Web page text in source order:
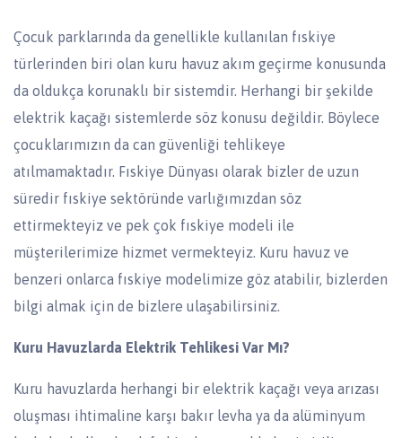
Çocuk parklarında da genellikle kullanılan fıskiye
türlerinden biri olan kuru havuz akım geçirme konusunda
da oldukça korunaklı bir sistemdir. Herhangi bir şekilde
elektrik kaçağı sistemlerde söz konusu değildir. Böylece
çocuklarımızın da can güvenliği tehlikeye
atılmamaktadır. Fıskiye Dünyası olarak bizler de uzun
süredir fıskiye sektöründe varlığımızdan söz
ettirmekteyiz ve pek çok fıskiye modeli ile
müşterilerimize hizmet vermekteyiz. Kuru havuz ve
benzeri onlarca fıskiye modelimize göz atabilir, bizlerden
bilgi almak için de bizlere ulaşabilirsiniz.
Kuru Havuzlarda Elektrik Tehlikesi Var Mı?
Kuru havuzlarda herhangi bir elektrik kaçağı veya arızası
oluşması ihtimaline karşı bakır levha ya da alüminyum